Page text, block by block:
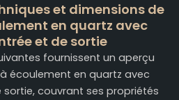
et dimensions de
en quartz avec
et de sortie
fournissent un aperçu
écoulement en quartz avec
couvrant ses propriétés